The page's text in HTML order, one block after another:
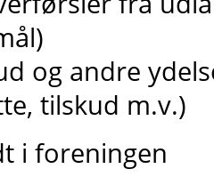
og andre
tilskud m.v.)
i foreningen